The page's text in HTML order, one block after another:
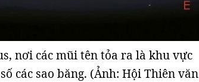
nơi các mũi tên tỏa ra là khu vực
các sao băng. (Ảnh: Hội Thiên văn